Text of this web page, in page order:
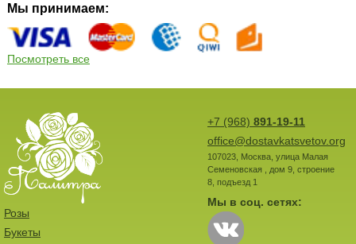
Мы принимаем:
Посмотреть все
+7 (968) 891-19-11
office@dostavkatsvetov.org
107023, Москва, улица Малая
Семеновская , дом 9, строение
8, подъезд 1
Мы в соц. сетях:
Розы
Букеты